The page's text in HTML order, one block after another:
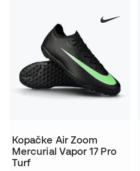
Kopačke Air Zoom
Mercurial Vapor 17 Pro
Turf